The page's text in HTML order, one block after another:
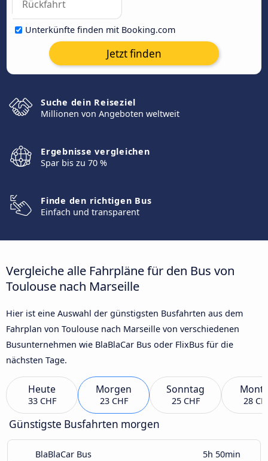
Unterkünfte finden mit Booking.com
Jetzt finden
Suche dein Reiseziel
Millionen von Angeboten weltweit
Ergebnisse vergleichen
Spar bis zu 70 %
Finde den richtigen Bus
Einfach und transparent
Vergleiche alle Fahrpläne für den Bus von
Toulouse nach Marseille
Hier ist eine Auswahl der günstigsten Busfahrten aus dem
Fahrplan von Toulouse nach Marseille von verschiedenen
Busunternehmen wie BlaBlaCar Bus oder FlixBus für die
nächsten Tage.
Heute
33 CHF
Morgen
23 CHF
Sonntag
25 CHF 28
Günstigste Busfahrten morgen
BlaBlaCar Bus 5h 50min